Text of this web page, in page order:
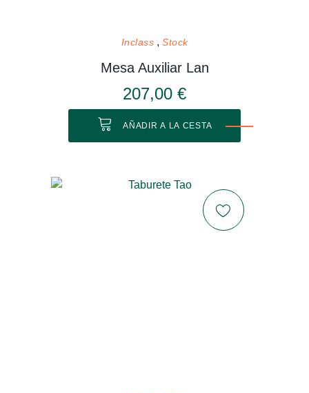
Inclass Stock
Mesa Auxiliar Lan
207,00 €
AÑADIR A LA CESTA